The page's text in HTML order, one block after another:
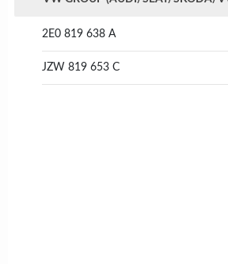
2E0 819 638 A
JZW 819 653 C